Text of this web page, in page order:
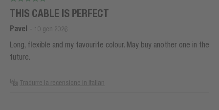
THIS CABLE IS PERFECT
Pavel - 10 gen 2026
Long, flexible and my favourite colour. May buy another one in the
future.
Tradurre la recensione in Italian